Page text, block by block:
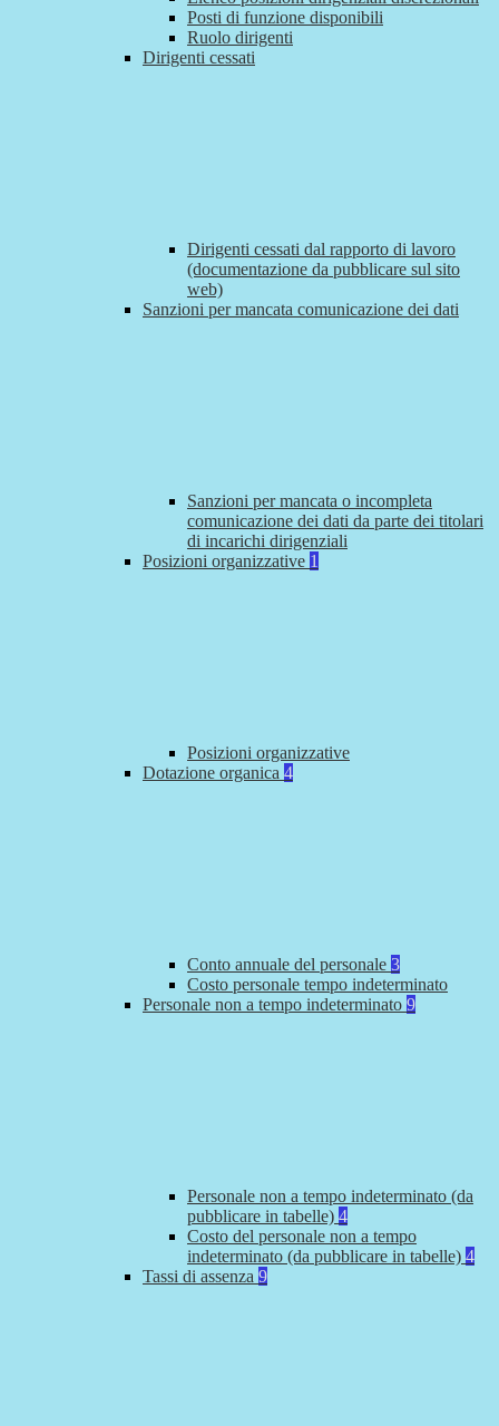
Posti di funzione disponibili
Ruolo dirigenti
Dirigenti cessati
Dirigenti cessati dal rapporto di lavoro
(documentazione da pubblicare sul sito
web)
Sanzioni per mancata comunicazione dei dati
Sanzioni per mancata o incompleta
comunicazione dei dati da parte dei titolari
di incarichi dirigenziali
Posizioni organizzative 1
Posizioni organizzative
Dotazione organica 4
Conto annuale del personale 3
Costo personale tempo indeterminato
Personale non a tempo indeterminato 9
Personale non a tempo indeterminato (da
pubblicare in tabelle) 4
Costo del personale non a tempo
indeterminato (da pubblicare in tabelle) 4
Tassi di assenza 9